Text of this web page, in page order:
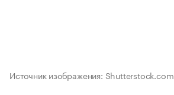
Источник изображения: Shutterstock.com